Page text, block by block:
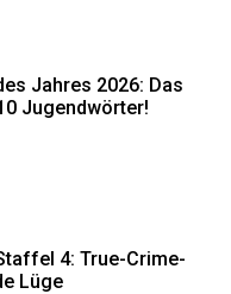
Jahres 2026: Das
Jugendwörter!
4: True-Crime-
Lüge